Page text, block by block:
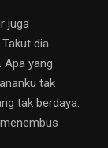
juga
dia
Apa yang
tak
tak berdaya.